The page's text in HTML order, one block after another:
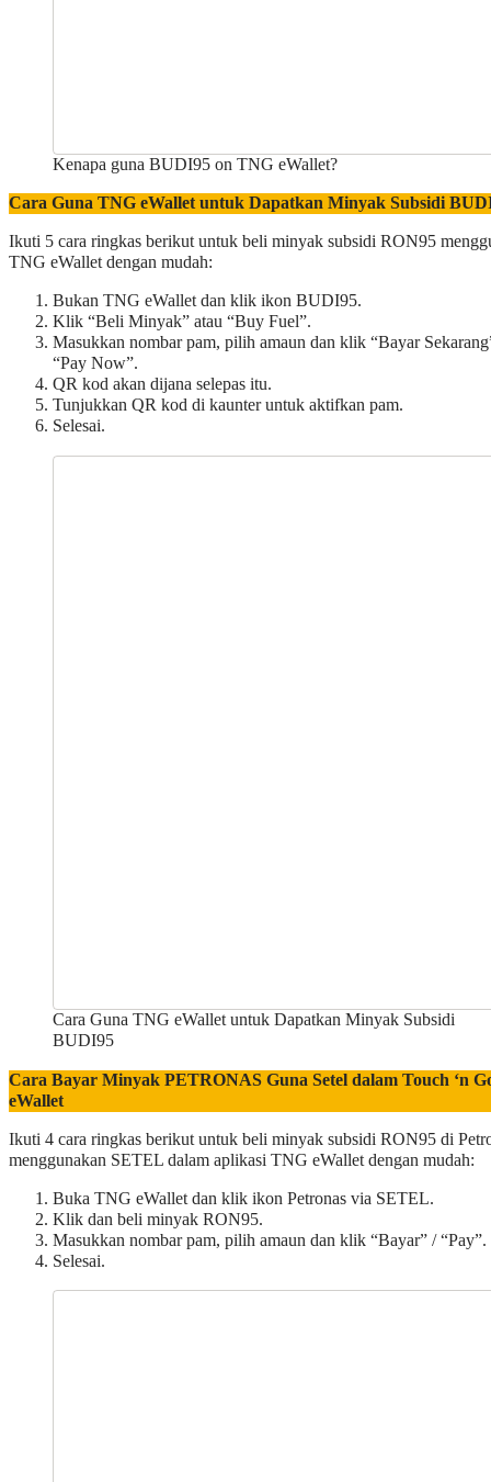
Kenapa guna BUDI95 on TNG eWallet?​
Cara Guna TNG eWallet untuk Dapatkan Minyak Subsidi
Ikuti 5 cara ringkas berikut untuk beli minyak subsidi RON95
TNG eWallet dengan mudah:
Bukan TNG eWallet dan klik ikon BUDI95.
Klik “Beli Minyak” atau “Buy Fuel”.
Masukkan nombar pam, pilih amaun dan klik “Bayar
“Pay Now”.
QR kod akan dijana selepas itu.
Tunjukkan QR kod di kaunter untuk aktifkan pam.
Selesai.
Cara Guna TNG eWallet untuk Dapatkan Minyak Subsidi
BUDI95
Cara Bayar Minyak PETRONAS Guna Setel dalam Touch ‘n
eWallet
Ikuti 4 cara ringkas berikut untuk beli minyak subsidi RON95 di
menggunakan SETEL dalam aplikasi TNG eWallet dengan mudah:
Buka TNG eWallet dan klik ikon Petronas via SETEL.
Klik dan beli minyak RON95.
Masukkan nombar pam, pilih amaun dan klik “Bayar” / “Pay”.
Selesai.